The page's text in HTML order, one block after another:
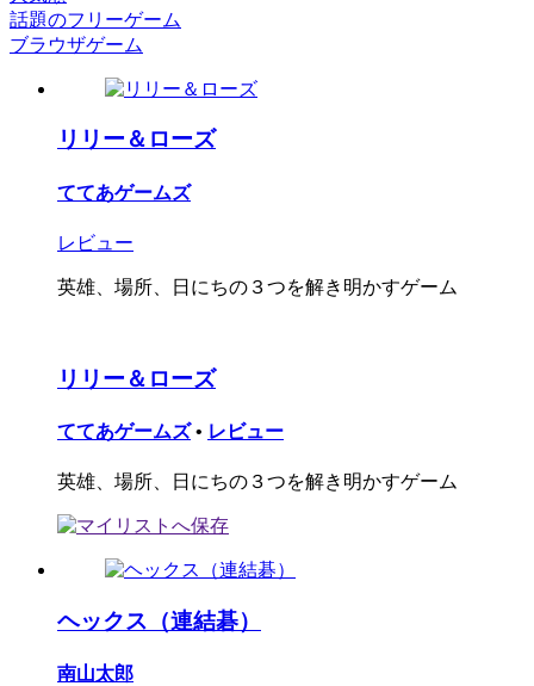
話題のフリーゲーム
ブラウザゲーム
リリー＆ローズ
ててあゲームズ
レビュー
英雄、場所、日にちの３つを解き明かすゲーム
リリー＆ローズ
ててあゲームズ • レビュー
英雄、場所、日にちの３つを解き明かすゲーム
ヘックス（連結碁）
南山太郎